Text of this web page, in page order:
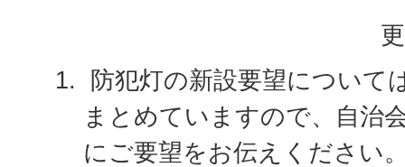
防犯灯の新設要望について
まとめていますので、自治
にご要望をお伝えください